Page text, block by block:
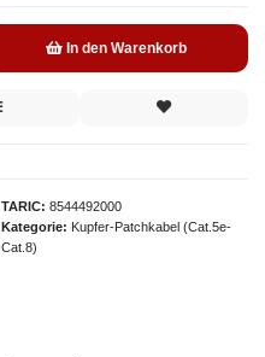
TARIC
8544492000
Kategorie
Kupfer-Patchkabel (Cat.5e-
Cat.8)
In den Warenkorb